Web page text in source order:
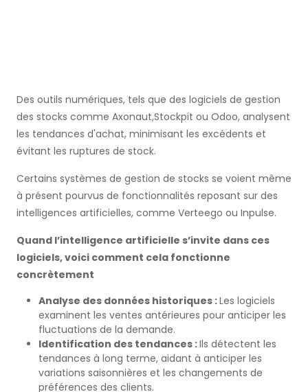
Des outils numériques, tels que des logiciels de gestion
des stocks comme Axonaut,Stockpit ou Odoo, analysent
les tendances d'achat, minimisant les excédents et
évitant les ruptures de stock.
Certains systèmes de gestion de stocks se voient même
à présent pourvus de fonctionnalités reposant sur des
intelligences artificielles, comme Verteego ou Inpulse.
Quand l’intelligence artificielle s’invite dans ces
logiciels, voici comment cela fonctionne
concrètement
Analyse des données historiques :Les logiciels
examinent les ventes antérieures pour anticiper les
fluctuations de la demande.
Identification des tendances :Ils détectent les
tendances à long terme, aidant à anticiper les
variations saisonnières et les changements de
préférences des clients.